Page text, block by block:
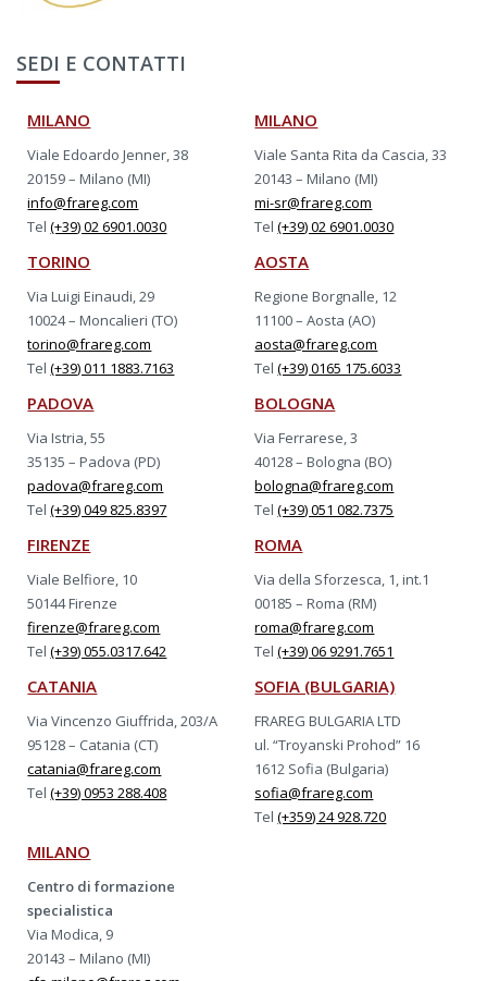
SEDI E CONTATTI
MILANO
Viale Edoardo Jenner, 38
20159 – Milano (MI)
info@frareg.com
Tel(+39) 02 6901.0030
MILANO
Viale Santa Rita da Cascia, 33
20143 – Milano (MI)
mi-sr@frareg.com
Tel(+39) 02 6901.0030
TORINO
Via Luigi Einaudi, 29
10024 – Moncalieri (TO)
torino@frareg.com
Tel(+39) 011 1883.7163
AOSTA
Regione Borgnalle, 12
11100 – Aosta (AO)
aosta@frareg.com
Tel(+39) 0165 175.6033
PADOVA
Via Istria, 55
35135 – Padova (PD)
padova@frareg.com
Tel(+39) 049 825.8397
BOLOGNA
Via Ferrarese, 3
40128 – Bologna (BO)
bologna@frareg.com
Tel(+39) 051 082.7375
FIRENZE
Viale Belfiore, 10
50144 Firenze
firenze@frareg.com
Tel(+39) 055.0317.642
ROMA
Via della Sforzesca, 1, int.1
00185 – Roma (RM)
roma@frareg.com
Tel(+39) 06 9291.7651
CATANIA
Via Vincenzo Giuffrida, 203/A
95128 – Catania (CT)
catania@frareg.com
Tel(+39) 0953 288.408
SOFIA (BULGARIA)
FRAREG BULGARIA LTD
ul. “Troyanski Prohod” 16
1612 Sofia (Bulgaria)
sofia@frareg.com
Tel(+359) 24 928.720
MILANO
Centro di formazione
specialistica
Via Modica, 9
20143 – Milano (MI)